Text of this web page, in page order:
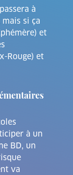
à
si ça
et
Rouge) et
à un
BD, un
va